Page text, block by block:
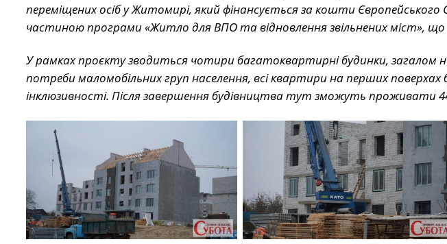
переміщених осіб у Житомирі, який фінансується за кошти
частиною програми «Житло для ВПО та відновлення звільнених міст», що
У рамках проєкту зводиться чотири багатоквартирні будинки, загалом
потреби маломобільних груп населення, всі квартири на перших
інклюзивності. Після завершення будівництва тут зможуть проживати